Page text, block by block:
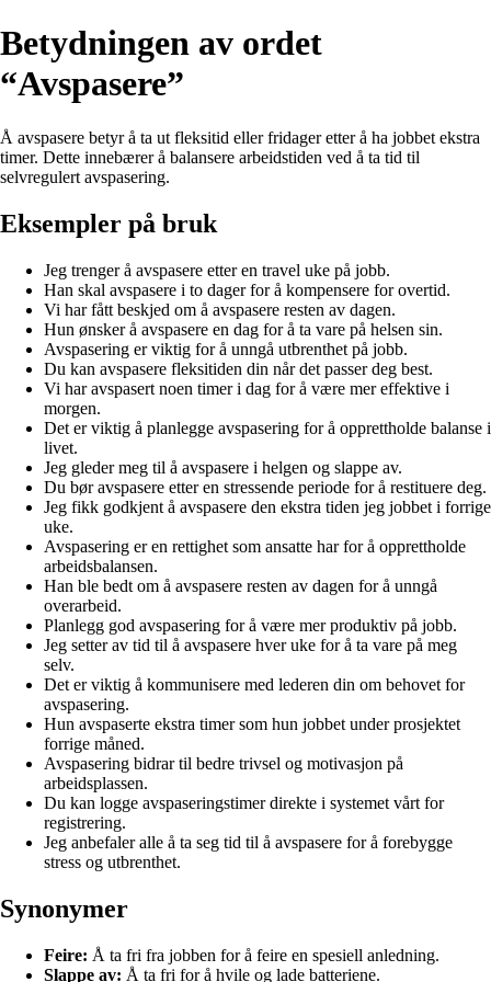
Betydningen av ordet
“Avspasere”
Å avspasere betyr å ta ut fleksitid eller fridager etter å ha jobbet ekstra
timer. Dette innebærer å balansere arbeidstiden ved å ta tid til
selvregulert avspasering.
Eksempler på bruk
Jeg trenger å avspasere etter en travel uke på jobb.
Han skal avspasere i to dager for å kompensere for overtid.
Vi har fått beskjed om å avspasere resten av dagen.
Hun ønsker å avspasere en dag for å ta vare på helsen sin.
Avspasering er viktig for å unngå utbrenthet på jobb.
Du kan avspasere fleksitiden din når det passer deg best.
Vi har avspasert noen timer i dag for å være mer effektive i
morgen.
Det er viktig å planlegge avspasering for å opprettholde balanse i
livet.
Jeg gleder meg til å avspasere i helgen og slappe av.
Du bør avspasere etter en stressende periode for å restituere deg.
Jeg fikk godkjent å avspasere den ekstra tiden jeg jobbet i forrige
uke.
Avspasering er en rettighet som ansatte har for å opprettholde
arbeidsbalansen.
Han ble bedt om å avspasere resten av dagen for å unngå
overarbeid.
Planlegg god avspasering for å være mer produktiv på jobb.
Jeg setter av tid til å avspasere hver uke for å ta vare på meg
selv.
Det er viktig å kommunisere med lederen din om behovet for
avspasering.
Hun avspaserte ekstra timer som hun jobbet under prosjektet
forrige måned.
Avspasering bidrar til bedre trivsel og motivasjon på
arbeidsplassen.
Du kan logge avspaseringstimer direkte i systemet vårt for
registrering.
Jeg anbefaler alle å ta seg tid til å avspasere for å forebygge
stress og utbrenthet.
Synonymer
Feire: Å ta fri fra jobben for å feire en spesiell anledning.
Slappe av: Å ta fri for å hvile og lade batteriene.